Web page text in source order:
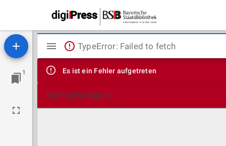
1
Mirador
Viewer
TypeError: Failed to fetch
Es ist ein Fehler aufgetreten
Technische Details